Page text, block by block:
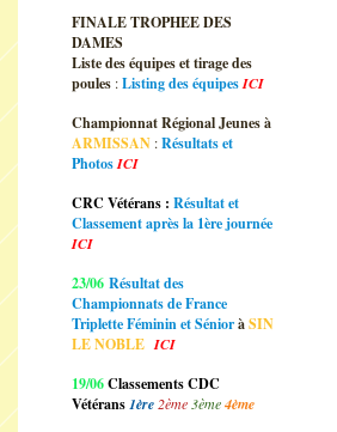
FINALE TROPHEE DES
DAMES
Liste des équipes et tirage des
poules :Listing des équipesICI
Championnat Régional Jeunes à
ARMISSAN :Résultats et
PhotosICI
CRC Vétérans : Résultat et
Classement après la 1ère journée
ICI
23/06 Résultat des
Championnats de France
Triplette Féminin et SénioràSIN
LE NOBLEICI
19/06Classements CDC
Vétérans1ère 2ème 3ème4ème